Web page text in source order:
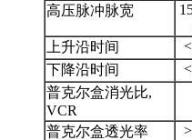
高压脉冲脉宽
上升沿时间
下降沿时间
普克尔盒消光比,
VCR
普克尔盒透光率